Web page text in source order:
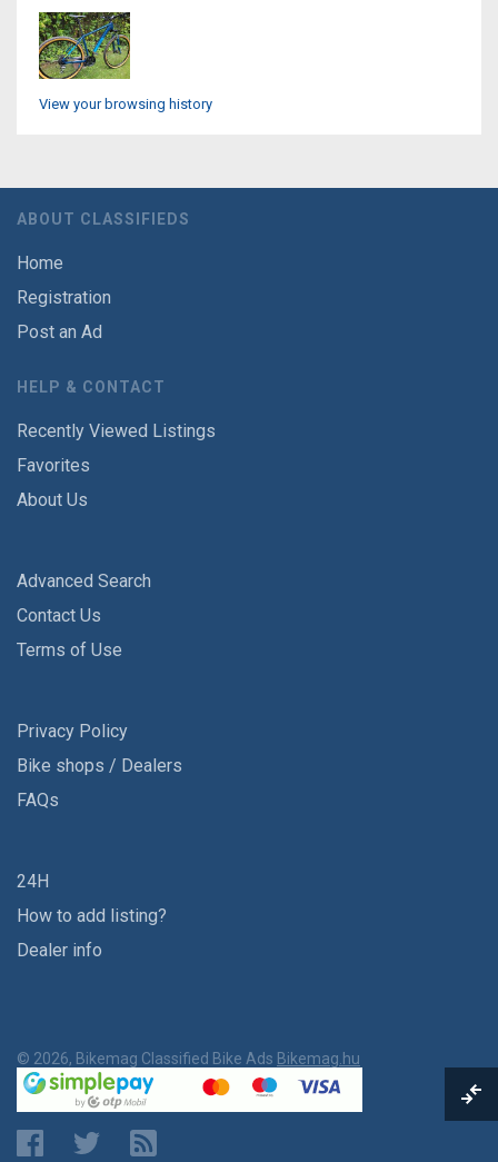
View your browsing history
ABOUT CLASSIFIEDS
Home
Registration
Post an Ad
HELP & CONTACT
Recently Viewed Listings
Favorites
About Us
Advanced Search
Contact Us
Terms of Use
Privacy Policy
Bike shops / Dealers
FAQs
24H
How to add listing?
Dealer info
© 2026, Bikemag Classified Bike Ads Bikemag.hu